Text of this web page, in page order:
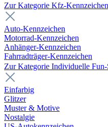
Zur Kategorie Kfz-Kennzeichen
Auto-Kennzeichen
Motorrad-Kennzeichen
Anhänger-Kennzeichen
Fahrradträger-Kennzeichen
Zur Kategorie Individuelle
Einfarbig
Glitzer
Muster & Motive
Nostalgie